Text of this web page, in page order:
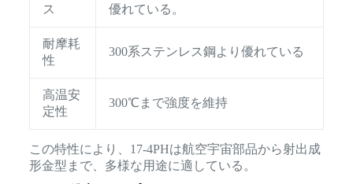
ス
優れている。
耐摩耗
性
300系ステンレス鋼より優れている
高温安
定性
300℃まで強度を維持
この特性により、17-4PHは航空宇宙部品から射出成
形金型まで、多様な用途に適している。